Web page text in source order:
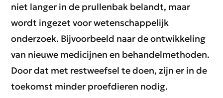
niet langer in de prullenbak belandt, maar
wordt ingezet voor wetenschappelijk
onderzoek. Bijvoorbeeld naar de ontwikkeling
van nieuwe medicijnen en behandelmethoden.
Door dat met restweefsel te doen, zijn er in de
toekomst minder proefdieren nodig.